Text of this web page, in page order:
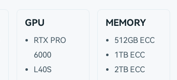
GPU
RTX PRO
6000
L40S
MEMORY
512GB ECC
1TB ECC
2TB ECC